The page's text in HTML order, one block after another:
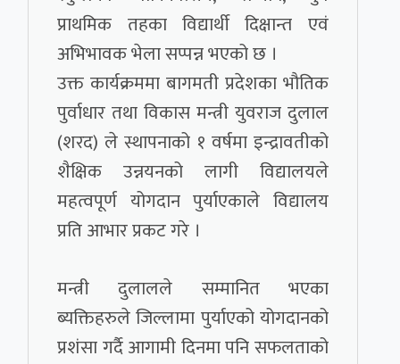
प्राथमिक तहका विद्यार्थी दिक्षान्त एवं
अभिभावक भेला सप्पन्न भएको छ ।
उक्त कार्यक्रममा बागमती प्रदेशका भौतिक
पुर्वाधार तथा विकास मन्त्री युवराज दुलाल
(शरद) ले स्थापनाको १ वर्षमा इन्द्रावतीको
शैक्षिक उन्नयनको लागी विद्यालयले
महत्वपूर्ण योगदान पुर्याएकाले विद्यालय
प्रति आभार प्रकट गरे ।
मन्त्री दुलालले सम्मानित भएका
ब्यक्तिहरुले जिल्लामा पुर्याएको योगदानको
प्रशंसा गर्दै आगामी दिनमा पनि सफलताको